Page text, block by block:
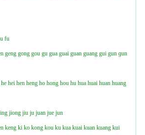
fu
geng gong gou gu gua guai guan guang gui gun ɡun
he hei hen heng ho hong hou hu hua huai huan huang
jiong jiu ju juan jue jun
keng ki ko kong kou ku kua kuai kuan kuang kui